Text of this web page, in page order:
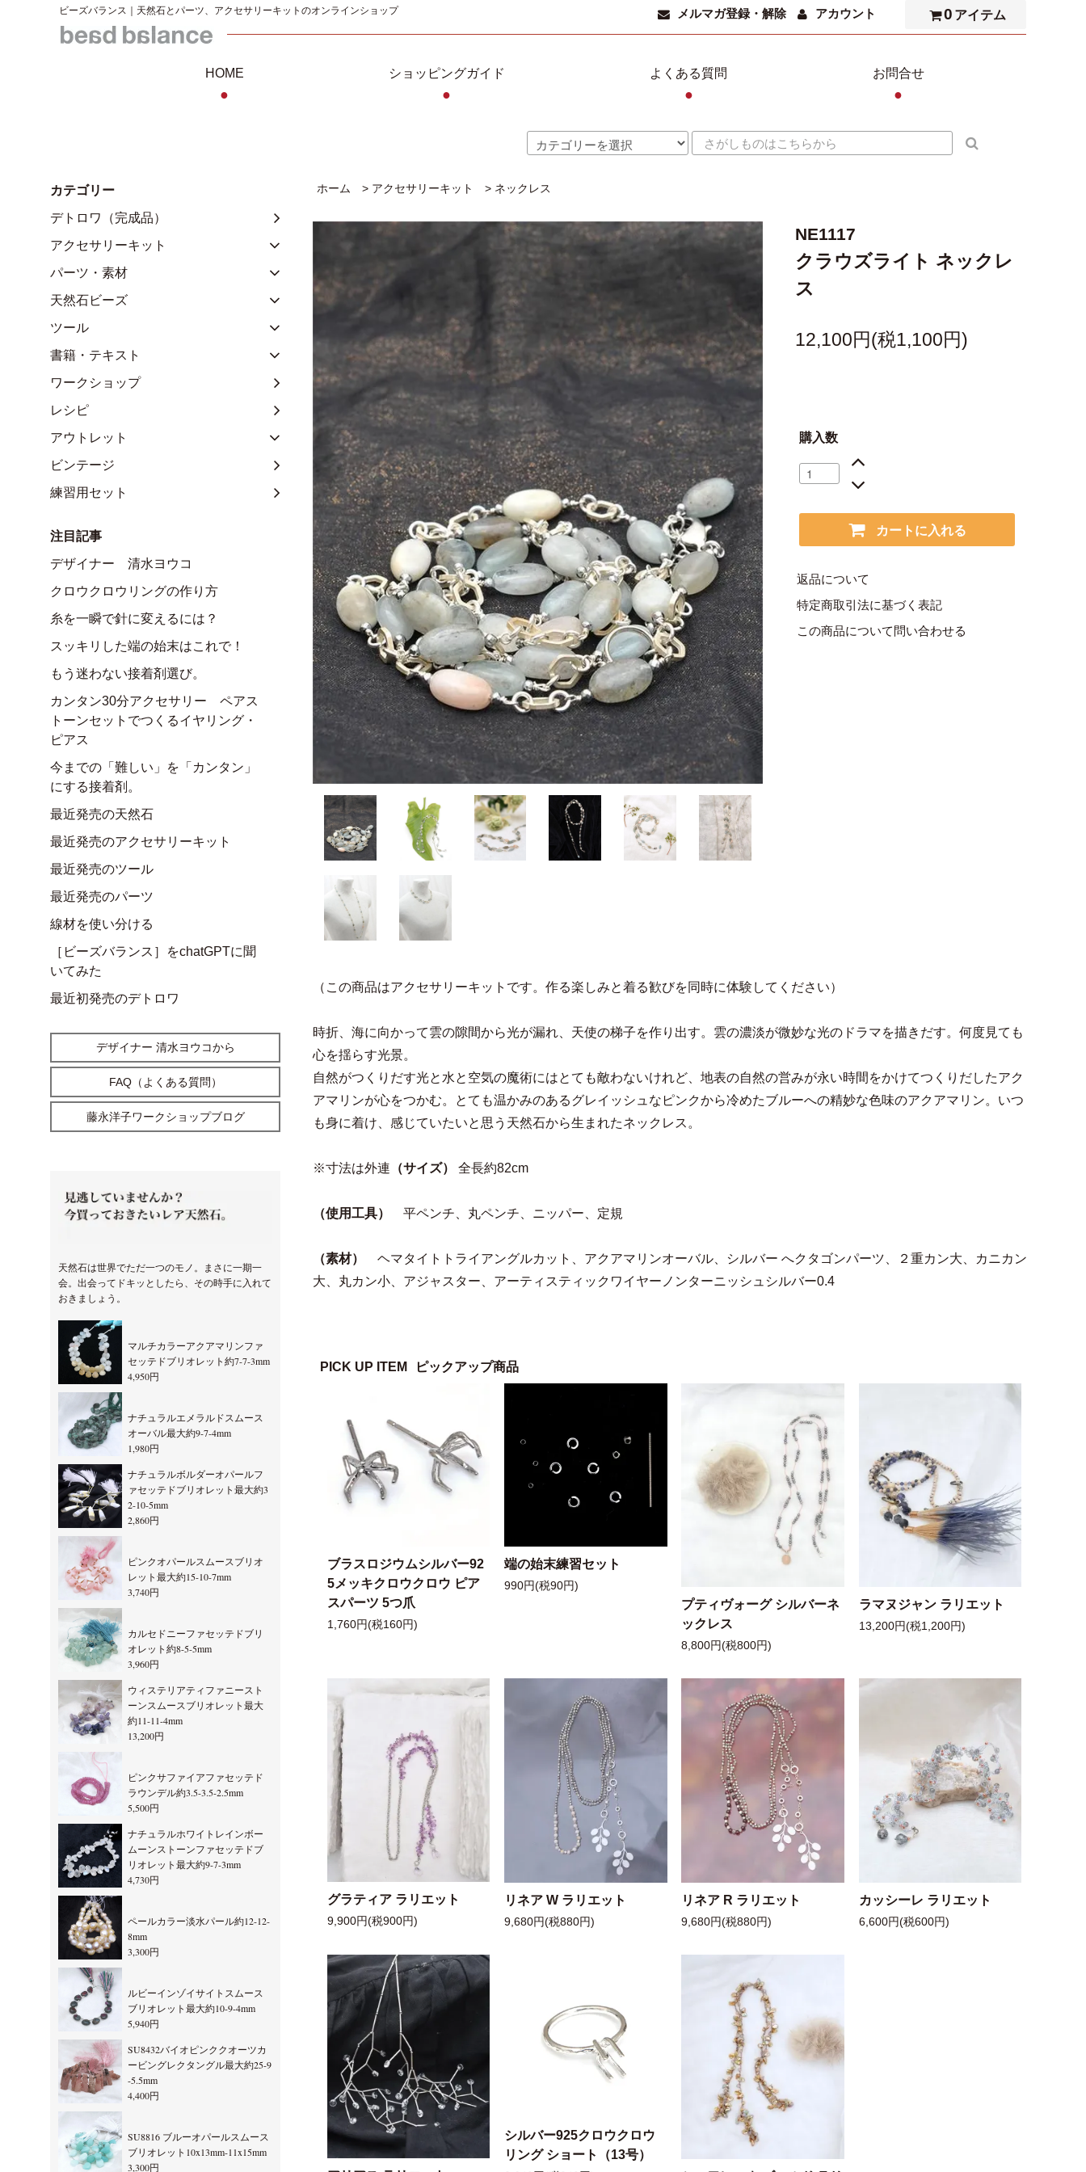
ビーズバランス｜天然石とパーツ、アクセサリーキットのオンラインショップ メルマガ登録・解除 アカウント 0 アイテム
HOME
●
ショッピングガイド
●
よくある質問
●
お問合せ
●
ホーム > アクセサリーキット > ネックレス
NE1117
クラウズライト ネックレ
ス
12,100円(税1,100円)
購入数
カートに入れる
返品について
特定商取引法に基づく表記
この商品について問い合わせる
（この商品はアクセサリーキットです。作る楽しみと着る歓びを同時に体験してください）
時折、海に向かって雲の隙間から光が漏れ、天使の梯子を作り出す。雲の濃淡が微妙な光のドラマを描きだす。何度見ても
心を揺らす光景。
自然がつくりだす光と水と空気の魔術にはとても敵わないけれど、地表の自然の営みが永い時間をかけてつくりだしたアク
アマリンが心をつかむ。とても温かみのあるグレイッシュなピンクから冷めたブルーへの精妙な色味のアクアマリン。いつ
も身に着け、感じていたいと思う天然石から生まれたネックレス。
※寸法は外連 （サイズ） 全長約82cm
（使用工具） 平ペンチ、丸ペンチ、ニッパー、定規
（素材）
ヘマタイトトライアングルカット、アクアマリンオーバル、シルバー へクタゴンパーツ、２重カン大、カニカン
大、丸カン小、アジャスター、アーティスティックワイヤーノンターニッシュシルバー0.4
PICK UP ITEM ピックアップ商品
ブラスロジウムシルバー92
5メッキクロウクロウ ピア
スパーツ 5つ爪
1,760円(税160円)
端の始末練習セット
990円(税90円)
プティヴォーグ シルバーネ
ックレス
8,800円(税800円)
ラマヌジャン ラリエット
13,200円(税1,200円)
グラティア ラリエット
9,900円(税900円)
リネア W ラリエット
9,680円(税880円)
リネア R ラリエット
9,680円(税880円)
カッシーレ ラリエット
6,600円(税600円)
シルバー925クロウクロウ
リング ショート（13号）
カテゴリー
デトロワ（完成品）
アクセサリーキット
パーツ・素材
天然石ビーズ
ツール
書籍・テキスト
ワークショップ
レシピ
アウトレット
ビンテージ
練習用セット
注目記事
デザイナー 清水ヨウコ
クロウクロウリングの作り方
糸を一瞬で針に変えるには？
スッキリした端の始末はこれで！
もう迷わない接着剤選び。
カンタン30分アクセサリー ペアス
トーンセットでつくるイヤリング・
ピアス
今までの「難しい」を「カンタン」
にする接着剤。
最近発売の天然石
最近発売のアクセサリーキット
最近発売のツール
最近発売のパーツ
線材を使い分ける
［ビーズバランス］をchatGPTに聞
いてみた
最近初発売のデトロワ
デザイナー 清水ヨウコから
FAQ（よくある質問）
藤永洋子ワークショップブログ
天然石は世界でただ一つのモノ。まさに一期一
会。出会ってドキッとしたら、その時手に入れて
おきましょう。
マルチカラーアクアマリンファ
セッテドブリオレット約7-7-3mm
4,950円
ナチュラルエメラルドスムース
オーバル最大約9-7-4mm
1,980円
ナチュラルボルダーオパールフ
ァセッテドブリオレット最大約3
2-10-5mm
2,860円
ピンクオパールスムースブリオ
レット最大約15-10-7mm
3,740円
カルセドニーファセッテドブリ
オレット約8-5-5mm
3,960円
ウィステリアティファニースト
ーンスムースブリオレット最大
約11-11-4mm
13,200円
ピンクサファイアファセッテド
ラウンデル約3.5-3.5-2.5mm
5,500円
ナチュラルホワイトレインボー
ムーンストーンファセッテドブ
リオレット最大約9-7-3mm
4,730円
ペールカラー淡水パール約12-12-
8mm
3,300円
ルビーインゾイサイトスムース
ブリオレット最大約10-9-4mm
5,940円
SU8432バイオピンククオーツカ
ービングレクタングル最大約25-9
-5.5mm
4,400円
SU8816 ブルーオパールスムース
ブリオレット10x13mm-11x15mm
3,300円